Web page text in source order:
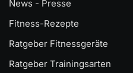
News - Presse
Fitness-Rezepte
Ratgeber Fitnessgeräte
Ratgeber Trainingsarten